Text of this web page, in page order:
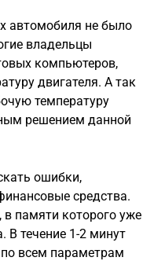
автомобиля не было
владельцы
компьютеров,
двигателя. А так
температуру
решением данной
ошибки,
средства.
памяти которого уже
В течение 1-2 минут
всем параметрам